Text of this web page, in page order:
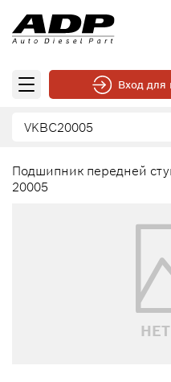
Вход для
Подшипник передней
20005